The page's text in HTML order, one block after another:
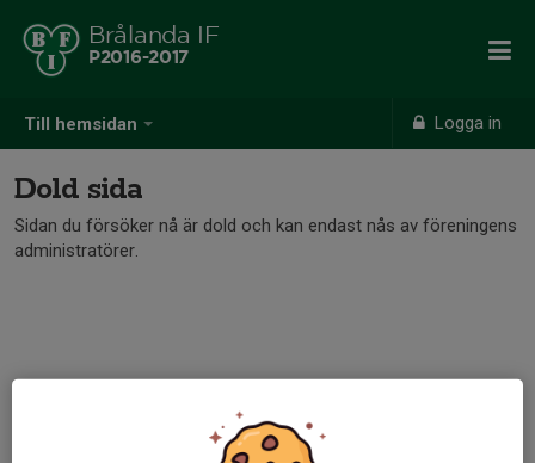
Till hemsidan Logga in
Brålanda IF
P2016-2017
Dold sida
Sidan du försöker nå är dold och kan endast nås av föreningens
administratörer.